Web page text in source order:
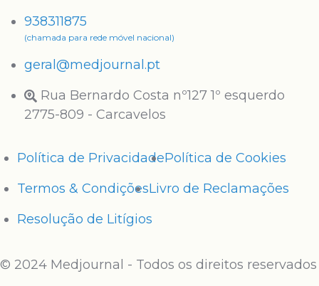
938311875
(chamada para rede móvel nacional)
geral@medjournal.pt
Rua Bernardo Costa nº127 1º esquerdo
2775-809 - Carcavelos
Política de PrivacidadePolítica de Cookies
Termos & CondiçõesLivro de Reclamações
Resolução de Litígios
© 2024 Medjournal - Todos os direitos reservados